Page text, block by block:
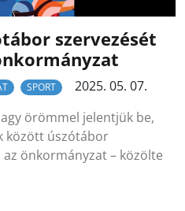
szervezését
SPORT
2025. 05. 07.
örömmel jelentjük be,
között úszótábor
önkormányzat – közölte